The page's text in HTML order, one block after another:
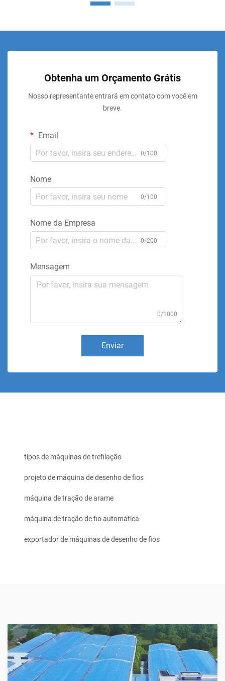
Obtenha um Orçamento Grátis
Nosso representante entrará em contato com você em
breve.
Email
0/100
Nome
0/100
Nome da Empresa
0/200
Mensagem
0/1000
Enviar
tipos de máquinas de trefilação
projeto de máquina de desenho de fios
máquina de tração de arame
máquina de tração de fio automática
exportador de máquinas de desenho de fios